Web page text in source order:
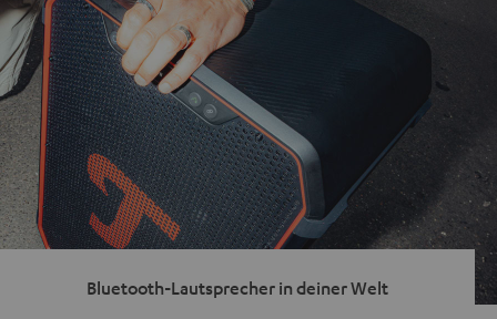
Bluetooth-Lautsprecher in deiner Welt